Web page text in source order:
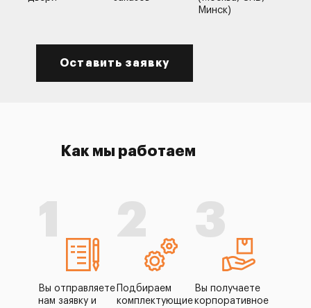
Минск)
Оставить заявку
Как мы работаем
1
Вы отправляете
нам заявку и
2
Подбираем
комплектующие
3
Вы получаете
корпоративное